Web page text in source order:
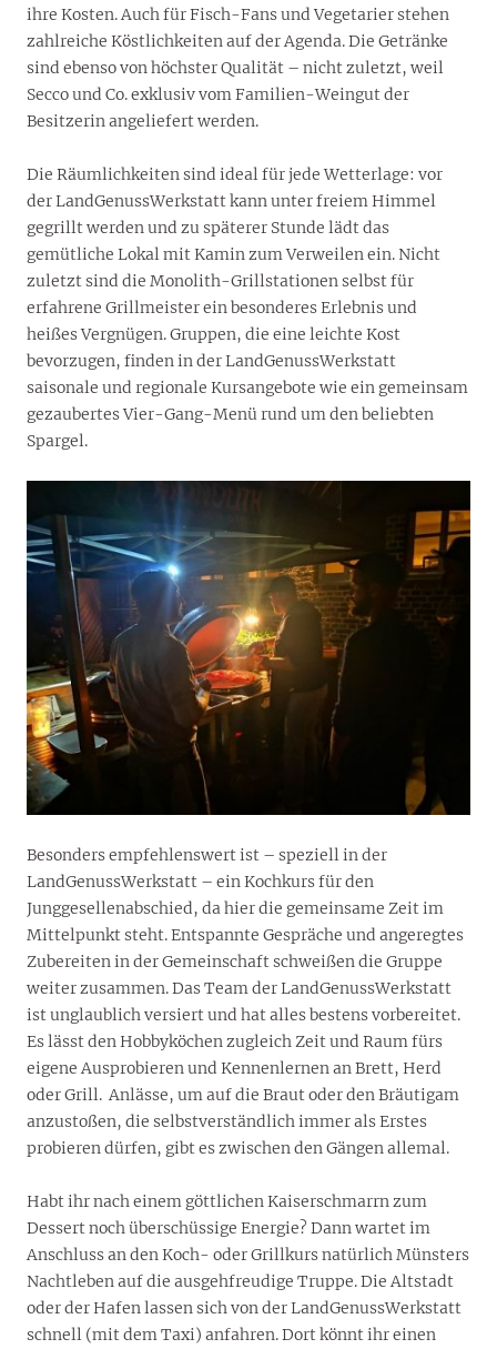
ihre Kosten. Auch für Fisch-Fans und Vegetarier stehen
zahlreiche Köstlichkeiten auf der Agenda. Die Getränke
sind ebenso von höchster Qualität – nicht zuletzt, weil
Secco und Co. exklusiv vom Familien-Weingut der
Besitzerin angeliefert werden.
Die Räumlichkeiten sind ideal für jede Wetterlage: vor
der LandGenussWerkstatt kann unter freiem Himmel
gegrillt werden und zu späterer Stunde lädt das
gemütliche Lokal mit Kamin zum Verweilen ein. Nicht
zuletzt sind die Monolith-Grillstationen selbst für
erfahrene Grillmeister ein besonderes Erlebnis und
heißes Vergnügen. Gruppen, die eine leichte Kost
bevorzugen, finden in der LandGenussWerkstatt
saisonale und regionale Kursangebote wie ein gemeinsam
gezaubertes Vier-Gang-Menü rund um den beliebten
Spargel.
Besonders empfehlenswert ist – speziell in der
LandGenussWerkstatt – ein Kochkurs für den
Junggesellenabschied, da hier die gemeinsame Zeit im
Mittelpunkt steht. Entspannte Gespräche und angeregtes
Zubereiten in der Gemeinschaft schweißen die Gruppe
weiter zusammen. Das Team der LandGenussWerkstatt
ist unglaublich versiert und hat alles bestens vorbereitet.
Es lässt den Hobbyköchen zugleich Zeit und Raum fürs
eigene Ausprobieren und Kennenlernen an Brett, Herd
oder Grill. Anlässe, um auf die Braut oder den Bräutigam
anzustoßen, die selbstverständlich immer als Erstes
probieren dürfen, gibt es zwischen den Gängen allemal.
Habt ihr nach einem göttlichen Kaiserschmarrn zum
Dessert noch überschüssige Energie? Dann wartet im
Anschluss an den Koch- oder Grillkurs natürlich Münsters
Nachtleben auf die ausgehfreudige Truppe. Die Altstadt
oder der Hafen lassen sich von der LandGenussWerkstatt
schnell (mit dem Taxi) anfahren. Dort könnt ihr einen